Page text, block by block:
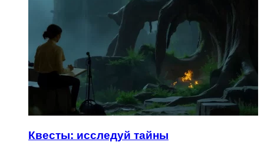
Квесты: исследуй тайны